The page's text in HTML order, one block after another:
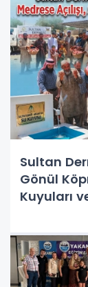
Sultan
Gönül
Kuyuları